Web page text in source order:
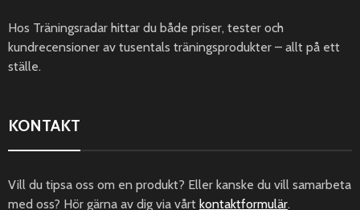
Hos Träningsradar hittar du både priser, tester och
kundrecensioner av tusentals träningsprodukter – allt på ett
ställe.
KONTAKT
Vill du tipsa oss om en produkt? Eller kanske du vill samarbeta
med oss? Hör gärna av dig via vårt kontaktformulär.